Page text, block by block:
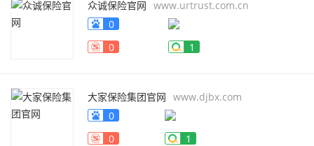
众诚保险官网 www.urtrust.com.cn
0
0
1
大家保险集团官网 www.djbx.com
0
0
1